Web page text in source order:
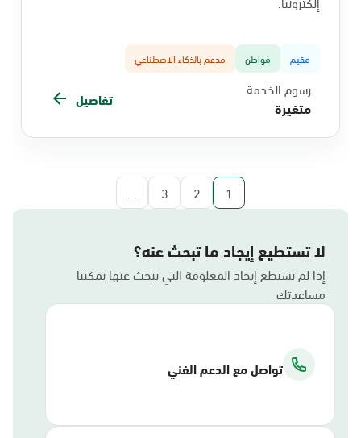
مقيم مواطن مدعم بالذكاء الاصطناعي
رسوم الخدمة
متغيرة
تفاصيل
1
2
3
...
لا تستطيع إيجاد ما تبحث عنه؟
إذا لم تستطع إيجاد المعلومة التي تبحث عنها يمكننا
مساعدتك
تواصل مع الدعم الفني